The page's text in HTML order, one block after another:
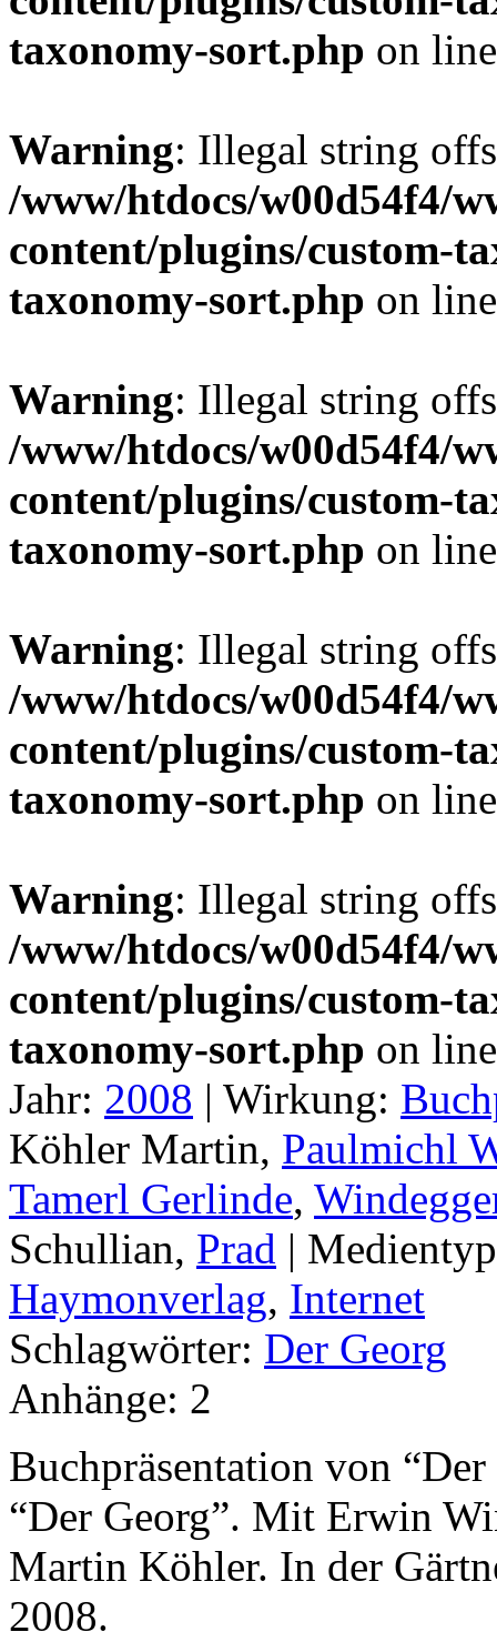
taxonomy-sort.php on
Warning: Illegal string
/www/htdocs/w00d54f4/
content/plugins/custom-
taxonomy-sort.php on
Warning: Illegal string
/www/htdocs/w00d54f4/
content/plugins/custom-
taxonomy-sort.php on
Warning: Illegal string
/www/htdocs/w00d54f4/
content/plugins/custom-
taxonomy-sort.php on
Warning: Illegal string
/www/htdocs/w00d54f4/
content/plugins/custom-
taxonomy-sort.php on
Jahr: 2008 | Wirkung:
Köhler Martin, Paulmichl
Tamerl Gerlinde,
Schullian, Prad |
Haymonverlag, Internet
Schlagwörter: Der Georg
Anhänge: 2
Buchpräsentation von
“Der Georg”. Mit Erwin
Martin Köhler. In der
2008.